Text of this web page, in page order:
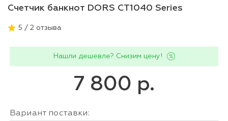
Счетчик банкнот DORS CT1040 Series
5 / 2 отзыва
Нашли дешевле? Снизим цену!
7 800 р.
Вариант поставки: